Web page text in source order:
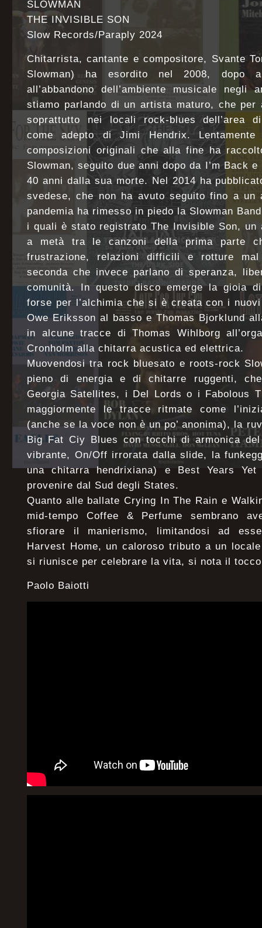
SLOWMAN
THE INVISIBLE SON
Slow Records/Paraply 2024
Chitarrista, cantante e compositore, Svante
Slowman) ha esordito nel 2008, dopo
all’abbandono dell’ambiente musicale negli
stiamo parlando di un artista maturo, che per
soprattutto nei locali rock-blues dell’area
come adepto di Jimi Hendrix.
composizioni originali che alla fine ha
Slowman, seguito due anni dopo da I’m Back
40 anni dalla sua morte. Nel 2014 ha
svedese, che non ha avuto seguito fino a un
pandemia ha rimesso in piedo la Slowman
i quali è stato registrato The Invisible Son, un
a metà tra le canzoni della prima parte
frustrazione, relazioni difficili e rotture
seconda che invece parlano di speranza,
comunità. In questo disco emerge la gioia
forse per l’alchimia che si è creata con i
Owe Eriksson al basso e Thomas Bjorklund
in alcune tracce di Thomas Wihlborg
Cronholm alla chitarra acustica ed elettrica.
Muovendosi tra rock bluesato e roots-rock
pieno di energia e di chitarre ruggenti,
Georgia Satellites, i Del Lords o i Fabolous
maggiormente le tracce ritmate come
(anche se la voce non è un po’ anonima), la
Big Fat Ciy Blues con tocchi di armonica
vibrante, On/Off irrorata dalla slide, la
una chitarra hendrixiana) e Best Years Yet
provenire dal Sud degli States.
Quanto alle ballate Crying In The Rain e
mid-tempo Coffee & Perfume sembrano
sfiorare il manierismo, limitandosi ad
Harvest Home, un caloroso tributo a un
si riunisce per celebrare la vita, si nota il
Paolo Baiotti